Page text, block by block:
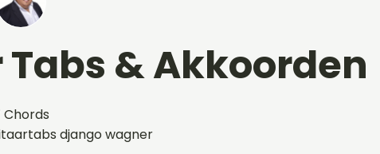
& Akkoorden
Chords
django wagner